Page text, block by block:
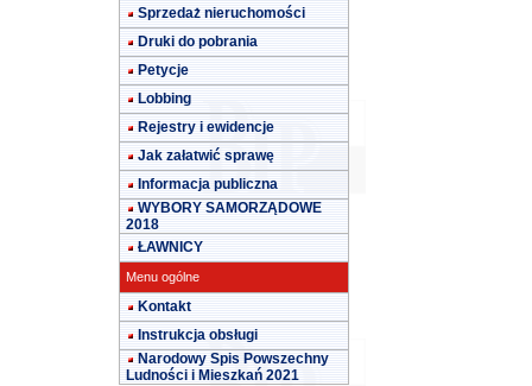
Sprzedaż nieruchomości
Druki do pobrania
Petycje
Lobbing
Rejestry i ewidencje
Jak załatwić sprawę
Informacja publiczna
WYBORY SAMORZĄDOWE
2018
ŁAWNICY
Menu ogólne
Kontakt
Instrukcja obsługi
Narodowy Spis Powszechny
Ludności i Mieszkań 2021